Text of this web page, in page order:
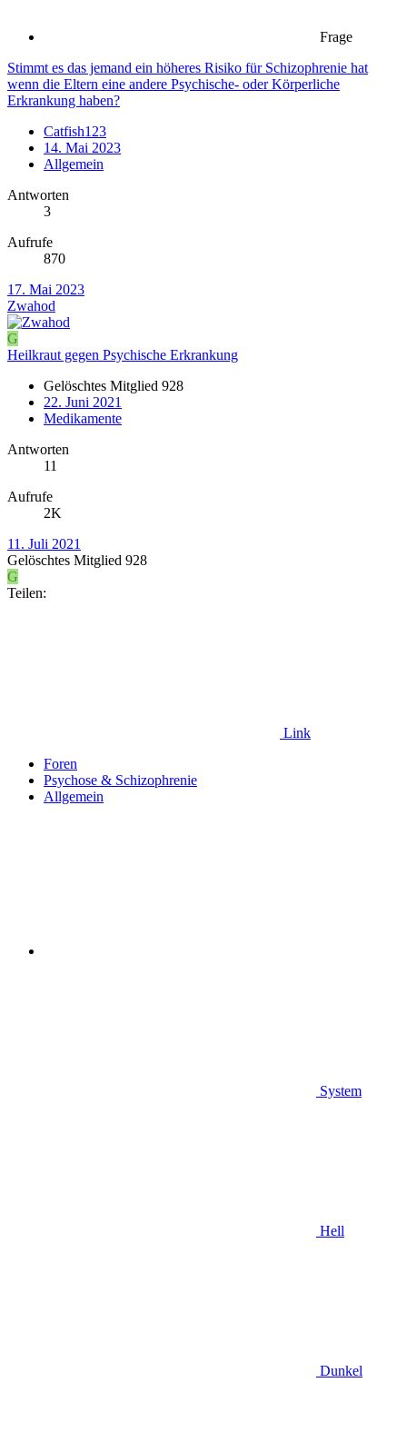
Frage
Stimmt es das jemand ein höheres Risiko für Schizophrenie hat
wenn die Eltern eine andere Psychische- oder Körperliche
Erkrankung haben?
Catfish123
14. Mai 2023
Allgemein
Antworten
3
Aufrufe
870
17. Mai 2023
Zwahod
G
Heilkraut gegen Psychische Erkrankung
Gelöschtes Mitglied 928
22. Juni 2021
Medikamente
Antworten
11
Aufrufe
2K
11. Juli 2021
Gelöschtes Mitglied 928
G
Teilen:
Link
Foren
Psychose & Schizophrenie
Allgemein
System
Hell
Dunkel